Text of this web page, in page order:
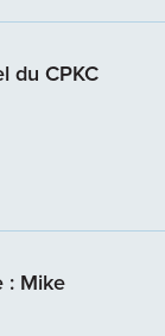
du CPKC
: Mike